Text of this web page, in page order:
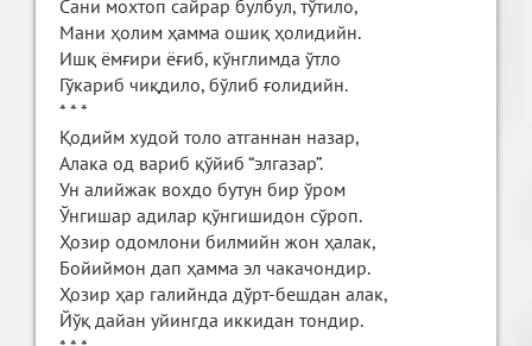
Сани мохтоп сайрар булбул, тўтило,
Мани ҳолим ҳамма ошиқ ҳолидийн.
Ишқ ёмғири ёғиб, кўнглимда ўтло
Гўкариб чиқдило, бўлиб ғолидийн.
* * *
Қодийм худой толо атганнан назар,
Алака од вариб қўйиб “элгазар”.
Ун алийжак вохдо бутун бир ўром
Ўнгишар адилар қўнгишидон сўроп.
Ҳозир одомлони билмийн жон ҳалак,
Бойиймон дап ҳамма эл чакачондир.
Ҳозир ҳар галийнда дўрт-бешдан алак,
Йўқ дайан уйингда иккидан тондир.